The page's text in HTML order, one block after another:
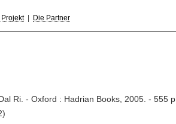
Projekt| Die Partner
Ri. - Oxford : Hadrian Books, 2005. - 555 p.